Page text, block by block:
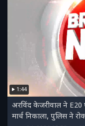
1:44
अरविंद केजरीवाल ने
मार्च निकाला, पुलिस ने